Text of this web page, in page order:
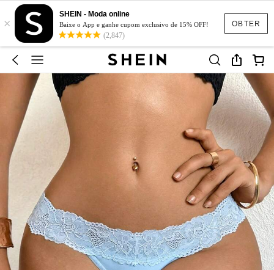
OBTER
×
SHEIN - Moda online
Baixe o App e ganhe cupom exclusivo de 15% OFF!
(2,847)